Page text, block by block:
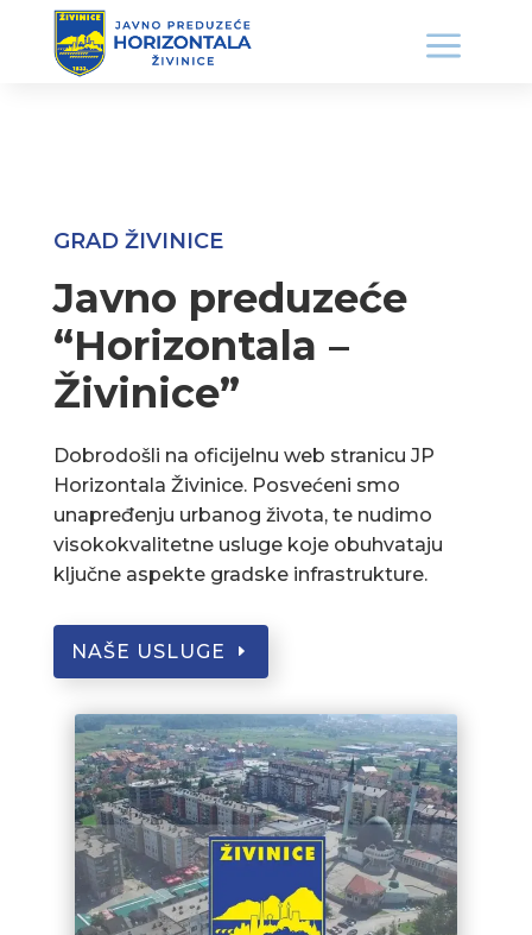
GRAD ŽIVINICE
Javno preduzeće
“Horizontala –
Živinice”
Dobrodošli na oficijelnu web stranicu JP
Horizontala Živinice. Posvećeni smo
unapređenju urbanog života, te nudimo
visokokvalitetne usluge koje obuhvataju
ključne aspekte gradske infrastrukture.
NAŠE USLUGE